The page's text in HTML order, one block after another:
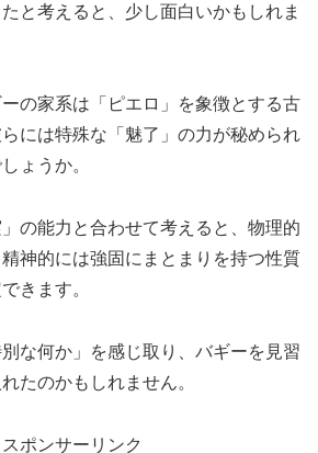
と考えると、少し面白いかもしれま
の家系は「ピエロ」を象徴とする古
には特殊な「魅了」の力が秘められ
ょうか。
の能力と合わせて考えると、物理的
神的には強固にまとまりを持つ性質
きます。
な何か」を感じ取り、バギーを見習
たのかもしれません。
スポンサーリンク